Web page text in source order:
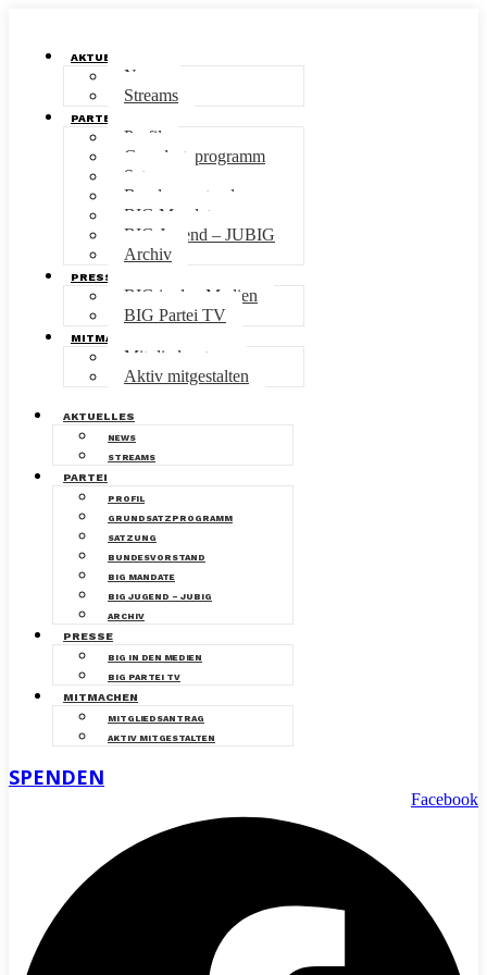
AKTUELLES
News
Streams
PARTEI
Profil
Grundsatzprogramm
Satzung
Bundesvorstand
BIG Mandate
BIG Jugend – JUBIG
Archiv
PRESSE
BIG in den Medien
BIG Partei TV
MITMACHEN
Mitgliedsantrag
Aktiv mitgestalten
AKTUELLES
NEWS
STREAMS
PARTEI
PROFIL
GRUNDSATZPROGRAMM
SATZUNG
BUNDESVORSTAND
BIG MANDATE
BIG JUGEND – JUBIG
ARCHIV
PRESSE
BIG IN DEN MEDIEN
BIG PARTEI TV
MITMACHEN
MITGLIEDSANTRAG
AKTIV MITGESTALTEN
SPENDEN
Facebook